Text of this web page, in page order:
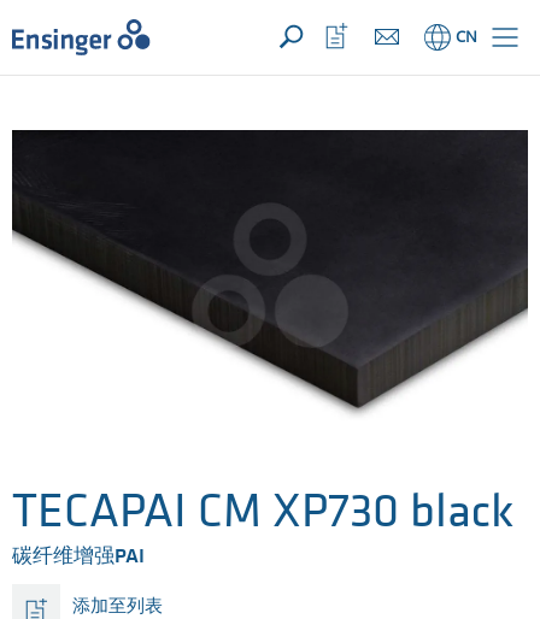
您的询价 ({{productCount}} 产品) 新建
主
页
CN
打
开
收
TECAPAI CM XP730 black
碳纤维增强PAI
添加至列表